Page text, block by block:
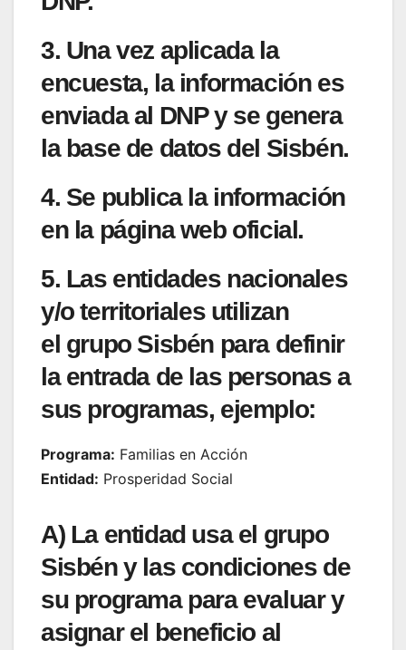
3. Una vez aplicada la
encuesta, la información es
enviadaal DNP y se genera
la base de datos del Sisbén.
4. Se publicala información
en la página web oficial.
5. Las entidades nacionales
y/o territoriales utilizan
el grupo Sisbén para definir
la entradade las personas a
sus programas, ejemplo:
Programa: Familias en Acción
Entidad: Prosperidad Social
A) La entidad usa el grupo
Sisbény las condiciones de
su programa paraevaluar y
asignar el beneficio al